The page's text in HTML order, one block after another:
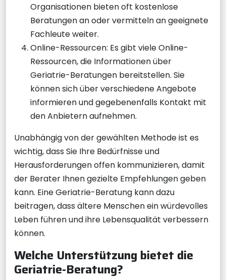
Organisationen bieten oft kostenlose
Beratungen an oder vermitteln an geeignete
Fachleute weiter.
Online-Ressourcen: Es gibt viele Online-
Ressourcen, die Informationen über
Geriatrie-Beratungen bereitstellen. Sie
können sich über verschiedene Angebote
informieren und gegebenenfalls Kontakt mit
den Anbietern aufnehmen.
Unabhängig von der gewählten Methode ist es
wichtig, dass Sie Ihre Bedürfnisse und
Herausforderungen offen kommunizieren, damit
der Berater Ihnen gezielte Empfehlungen geben
kann. Eine Geriatrie-Beratung kann dazu
beitragen, dass ältere Menschen ein würdevolles
Leben führen und ihre Lebensqualität verbessern
können.
Welche Unterstützung bietet die
Geriatrie-Beratung?